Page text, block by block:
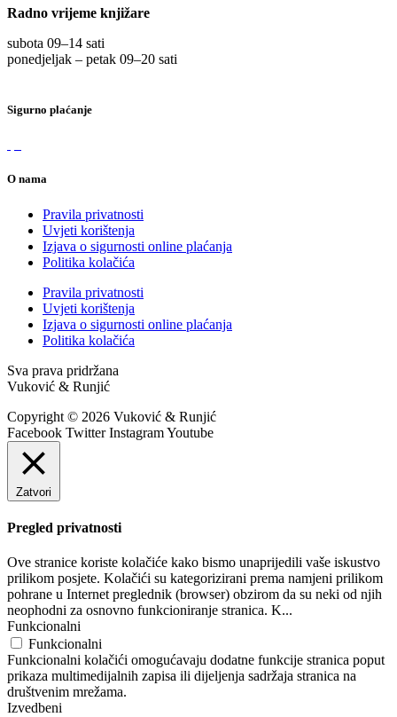
Radno vrijeme knjižare
subota 09–14 sati
ponedjeljak – petak 09–20 sati
Sigurno plaćanje
O nama
Pravila privatnosti
Uvjeti korištenja
Izjava o sigurnosti online plaćanja
Politika kolačića
Pravila privatnosti
Uvjeti korištenja
Izjava o sigurnosti online plaćanja
Politika kolačića
Sva prava pridržana
Vuković & Runjić
Copyright © 2026 Vuković & Runjić
Facebook Twitter InstagramYoutube
Zatvori
Pregled privatnosti
Ove stranice koriste kolačiće kako bismo unaprijedili vaše iskustvo
prilikom posjete. Kolačići su kategorizirani prema namjeni prilikom
pohrane u Internet preglednik (browser) obzirom da su neki od njih
neophodni za osnovno funkcioniranje stranica. K...
Funkcionalni
Funkcionalni
Funkcionalni kolačići omogućavaju dodatne funkcije stranica poput
prikaza multimedijalnih zapisa ili dijeljenja sadržaja stranica na
društvenim mrežama.
Izvedbeni